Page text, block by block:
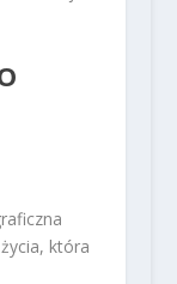
która